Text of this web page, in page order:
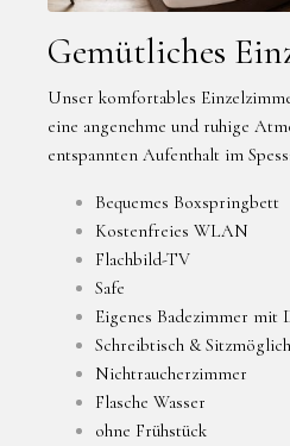
Gemütliches
Unser komfortables
eine angenehme und ruhige
entspannten Aufenthalt im
Bequemes Boxspringbett
Kostenfreies WLAN
Flachbild-TV
Safe
Eigenes Badezimmer mit
Schreibtisch &
Nichtraucherzimmer
Flasche Wasser
ohne Frühstück